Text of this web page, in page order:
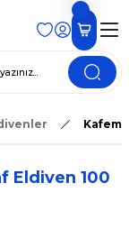
Kafem
Eldiven 100